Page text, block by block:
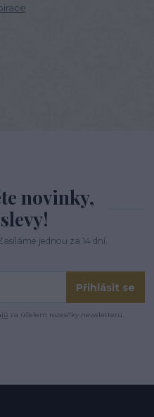
novinky,
jednou za 14 dní.
Přihlásit se
za účelem rozesílky newsletteru.